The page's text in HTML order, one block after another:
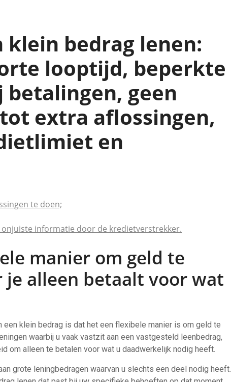
klein bedrag lenen:
looptijd, beperkte
geen
extra aflossingen,
en
te doen;
informatie door de kredietverstrekker.
manier om geld te
je alleen betaalt voor wat
een klein bedrag is dat het een flexibele manier is om geld te
waarbij u vaak vastzit aan een vastgesteld leenbedrag,
om alleen te betalen voor wat u daadwerkelijk nodig heeft.
grote leningbedragen waarvan u slechts een deel nodig heeft.